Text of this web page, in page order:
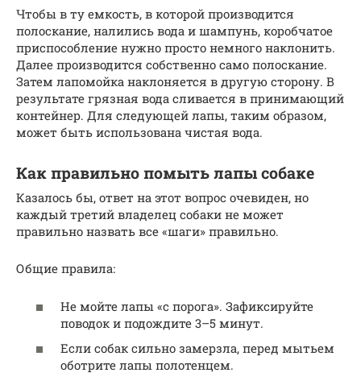
Чтобы в ту емкость, в которой производится
полоскание, налились вода и шампунь, коробчатое
приспособление нужно просто немного наклонить.
Далее производится собственно само полоскание.
Затем лапомойка наклоняется в другую сторону. В
результате грязная вода сливается в принимающий
контейнер. Для следующей лапы, таким образом,
может быть использована чистая вода.
Как правильно помыть лапы собаке
Казалось бы, ответ на этот вопрос очевиден, но
каждый третий владелец собаки не может
правильно назвать все «шаги» правильно.
Общие правила:
Не мойте лапы «с порога». Зафиксируйте
поводок и подождите 3–5 минут.
Если собак сильно замерзла, перед мытьем
оботрите лапы полотенцем.